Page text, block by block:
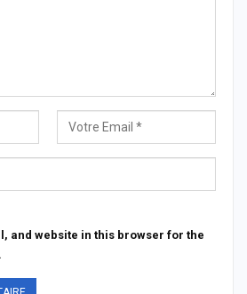
and website in this browser for the